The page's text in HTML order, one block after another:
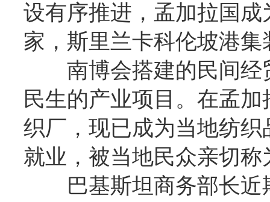
设有序推进，孟加拉国
家，斯里兰卡科伦坡港
南博会搭建的民间
民生的产业项目。在孟
织厂，现已成为当地纺
就业，被当地民众亲切称
巴基斯坦商务部长